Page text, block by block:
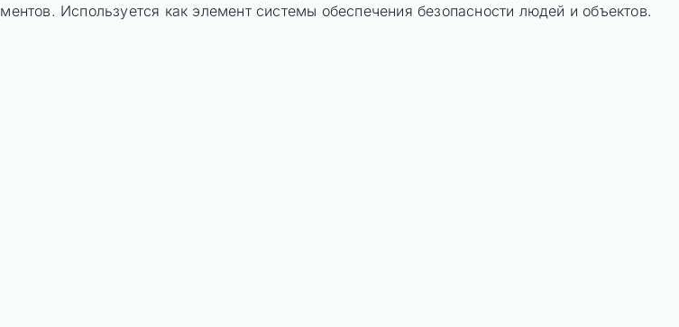
Используется как элемент системы обеспечения безопасности людей и объектов.